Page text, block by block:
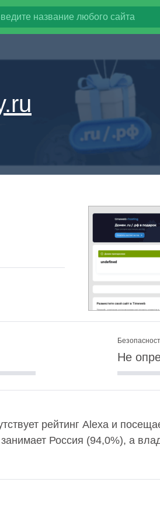
Не
рейтинг Alexa и
Россия (94,0%), а